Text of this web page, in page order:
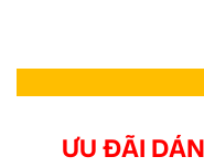
ƯU ĐÃI